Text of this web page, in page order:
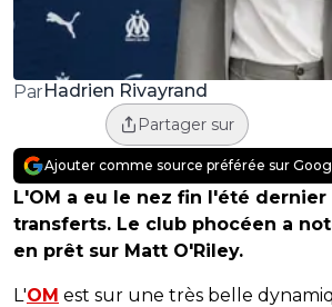
ParHadrien Rivayrand
Partager sur
Ajouter comme source préférée sur
L'OM a eu le nez fin l'été
transferts. Le club phocéen a
en prêt sur Matt O'Riley.
L'OM est sur une très belle